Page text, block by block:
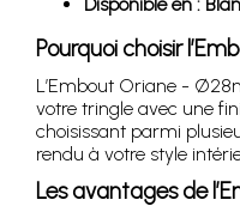
Pourquoi choisir
L’Embout Oriane -
votre tringle avec une
choisissant parmi
rendu à votre style
Les avantages de